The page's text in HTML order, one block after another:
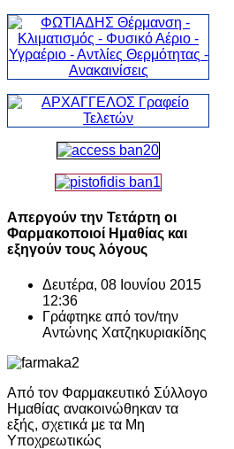
Απεργούν την Τετάρτη οι
Φαρμακοποιοί Ημαθίας και
εξηγούν τους λόγους
Δευτέρα, 08 Ιουνίου 2015
12:36
Γράφτηκε από τον/την
Αντώνης Χατζηκυριακίδης
Από τον Φαρμακευτικό Σύλλογο
Ημαθίας ανακοινώθηκαν τα
εξής, σχετικά με τα Μη
Υποχρεωτικώς